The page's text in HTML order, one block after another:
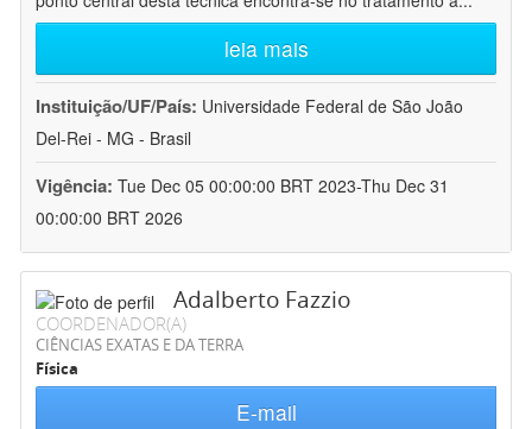
leia mais
Instituição/UF/País: Universidade Federal de São João
Del-Rei - MG - Brasil
Vigência: Tue Dec 05 00:00:00 BRT 2023-Thu Dec 31
00:00:00 BRT 2026
Adalberto Fazzio
COORDENADOR(A)
CIÊNCIAS EXATAS E DA TERRA
Física
E-mail